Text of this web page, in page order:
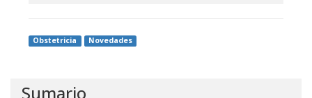
Obstetricia Novedades
Sumario